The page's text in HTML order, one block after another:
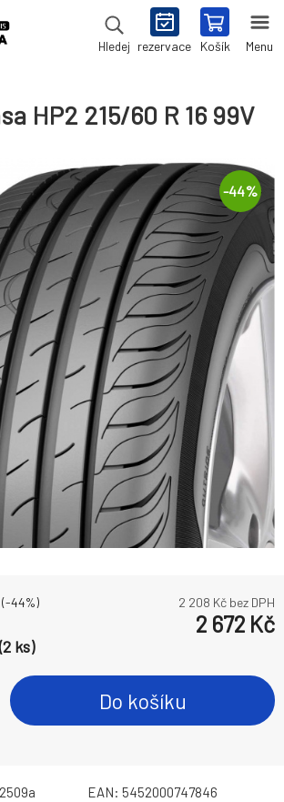
Hledej rezervace Košík Menu
HP2 215/60 R 16 99V
-44%
(-44%) 2 208 Kč bez DPH
ks)
2 672 Kč
Do košíku
EAN: 5452000747846